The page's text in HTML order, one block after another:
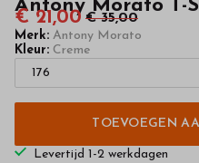
Antony Morato T-
€ 21,00 € 35,00
Merk: Antony Morato
Kleur: Creme
TOEVOEGEN
Levertijd 1-2 werkdagen